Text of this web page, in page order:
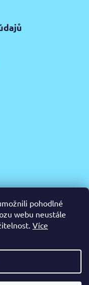
pohodlné
webu neustále
Více